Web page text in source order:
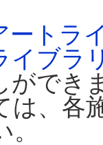
ートラ
イブラ
ができ
は、各